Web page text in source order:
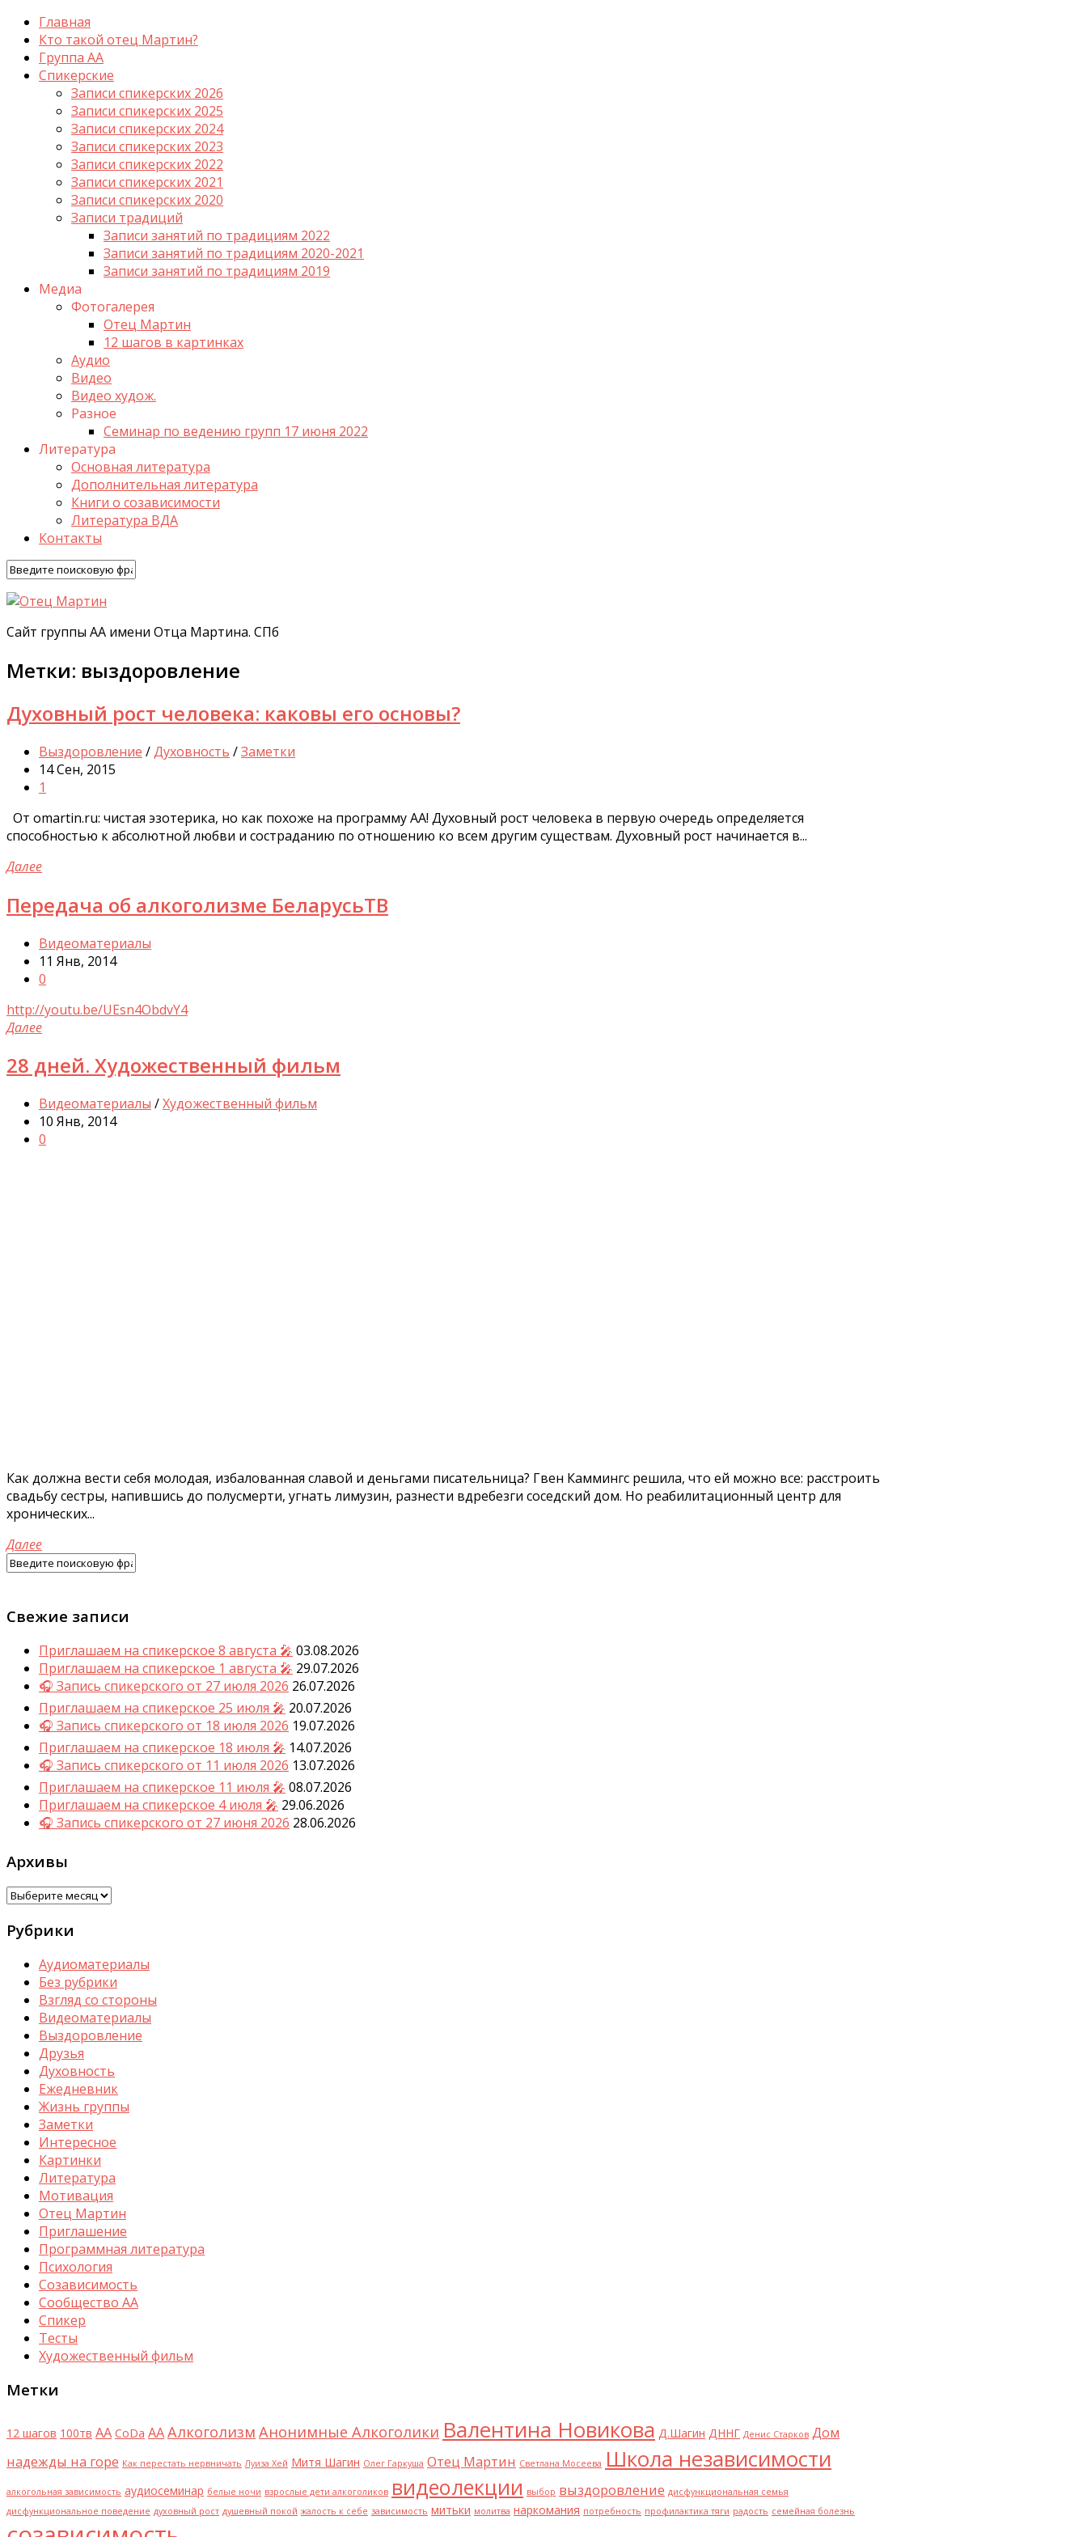
Главная
Кто такой отец Мартин?
Группа АА
Спикерские
Записи спикерских 2026
Записи спикерских 2025
Записи спикерских 2024
Записи спикерских 2023
Записи спикерских 2022
Записи спикерских 2021
Записи спикерских 2020
Записи традиций
Записи занятий по традициям 2022
Записи занятий по традициям 2020-2021
Записи занятий по традициям 2019
Медиа
Фотогалерея
Отец Мартин
12 шагов в картинках
Аудио
Видео
Видео худож.
Разное
Семинар по ведению групп 17 июня 2022
Литература
Основная литература
Дополнительная литература
Книги о созависимости
Литература ВДА
Контакты
Сайт группы АА имени Отца Мартина. СПб
Метки: выздоровление
Духовный рост человека: каковы его основы?
Выздоровление /Духовность /Заметки
14 Сен, 2015
1
От omartin.ru: чистая эзотерика, но как похоже на программу АА! Духовный рост человека в первую очередь определяется
способностью к абсолютной любви и состраданию по отношению ко всем другим существам. Духовный рост начинается в...
Далее
Передача об алкоголизме БеларусьТВ
Видеоматериалы
11 Янв, 2014
0
http://youtu.be/UEsn4ObdvY4
Далее
28 дней. Художественный фильм
Видеоматериалы /Художественный фильм
10 Янв, 2014
0
Как должна вести себя молодая, избалованная славой и деньгами писательница? Гвен Каммингс решила, что ей можно все: расстроить
свадьбу сестры, напившись до полусмерти, угнать лимузин, разнести вдребезги соседский дом. Но реабилитационный центр для
хронических...
Далее
Свежие записи
Приглашаем на спикерское 8 августа 🎤 03.08.2026
Приглашаем на спикерское 1 августа 🎤 29.07.2026
🎧 Запись спикерского от 27 июля 2026 26.07.2026
Приглашаем на спикерское 25 июля 🎤 20.07.2026
🎧 Запись спикерского от 18 июля 2026 19.07.2026
Приглашаем на спикерское 18 июля 🎤 14.07.2026
🎧 Запись спикерского от 11 июля 2026 13.07.2026
Приглашаем на спикерское 11 июля 🎤 08.07.2026
Приглашаем на спикерское 4 июля 🎤 29.06.2026
🎧 Запись спикерского от 27 июня 2026 28.06.2026
Архивы
Архивы
Рубрики
Аудиоматериалы
Без рубрики
Взгляд со стороны
Видеоматериалы
Выздоровление
Друзья
Духовность
Ежедневник
Жизнь группы
Заметки
Интересное
Картинки
Литература
Мотивация
Отец Мартин
Приглашение
Программная литература
Психология
Созависимость
Сообщество АА
Спикер
Тесты
Художественный фильм
Метки
12 шагов 100тв AA CoDa АААлкоголизм Анонимные Алкоголики Валентина Новикова Д.Шагин ДННГ Денис Старков Дом
надежды на горе Как перестать нервничать Луиза Хей Митя Шагин Олег Гаркуша Отец Мартин Светлана Мосеева Школа независимости
алкогольная зависимость аудиосеминар белые ночи взрослые дети алкоголиков видеолекции выбор выздоровление дисфункциональная семья
дисфункциональное поведение духовный рост душевный покой жалость к себе зависимость митьки молитва наркомания потребность профилактика тяги радость семейная болезнь